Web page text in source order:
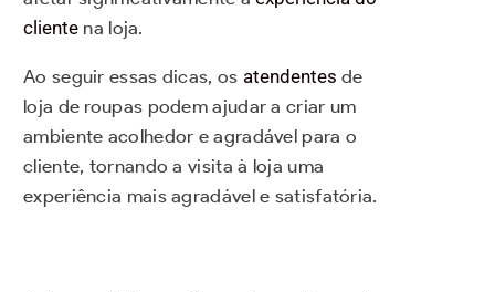
cliente na loja.
Ao seguir essas dicas, os atendentes de
loja de roupas podem ajudar a criar um
ambiente acolhedor e agradável para o
cliente, tornando a visita à loja uma
experiência mais agradável e satisfatória.